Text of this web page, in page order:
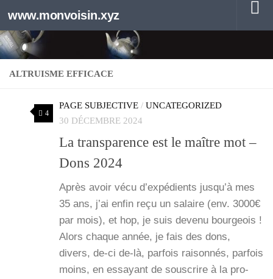
Au dessous du contenu
www.monvoisin.xyz
ALTRUISME EFFICACE
4
PAGE SUBJECTIVE / UNCATEGORIZED
30 DÉCEMBRE 2024
La transparence est le maître mot –
Dons 2024
Après avoir vécu d’ex­pé­dients jus­qu’à mes
35 ans, j’ai enfin reçu un salaire (env. 3000€
par mois), et hop, je suis deve­nu bour­geois !
Alors chaque année, je fais des dons,
divers, de-ci de-là, par­fois rai­son­nés, par­fois
moins, en essayant de sous­crire à la pro­